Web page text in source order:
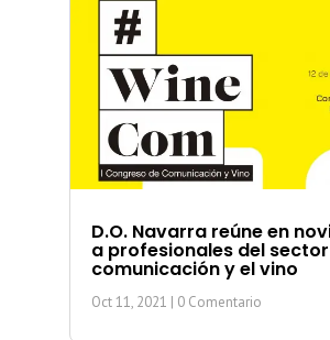
D.O. Navarra reúne en
a profesionales del
comunicación y el vino
Oct 11, 2021 | 0 Comentario